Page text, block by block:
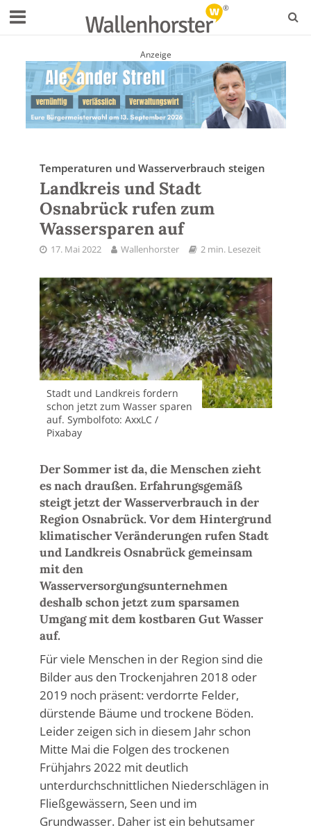
Anzeige
Temperaturen und Wasserverbrauch steigen
Landkreis und Stadt
Osnabrück rufen zum
Wassersparen auf
17. Mai 2022 Wallenhorster 2 min. Lesezeit
Stadt und Landkreis fordern
schon jetzt zum Wasser sparen
auf. Symbolfoto: AxxLC /
Pixabay
Der Sommer ist da, die Menschen zieht
es nach draußen. Erfahrungsgemäß
steigt jetzt der Wasserverbrauch in der
Region Osnabrück. Vor dem Hintergrund
klimatischer Veränderungen rufen Stadt
und Landkreis Osnabrück gemeinsam
mit den
Wasserversorgungsunternehmen
deshalb schon jetzt zum sparsamen
Umgang mit dem kostbaren Gut Wasser
auf.
Für viele Menschen in der Region sind die
Bilder aus den Trockenjahren 2018 oder
2019 noch präsent: verdorrte Felder,
dürstende Bäume und trockene Böden.
Leider zeigen sich in diesem Jahr schon
Mitte Mai die Folgen des trockenen
Frühjahrs 2022 mit deutlich
unterdurchschnittlichen Niederschlägen in
Fließgewässern, Seen und im
Grundwasser. Daher ist ein behutsamer